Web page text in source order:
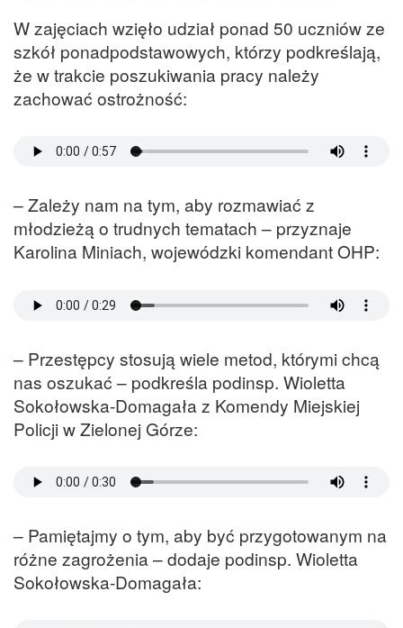
W zajęciach wzięło udział ponad 50 uczniów ze
szkół ponadpodstawowych, którzy podkreślają,
że w trakcie poszukiwania pracy należy
zachować ostrożność:
– Zależy nam na tym, aby rozmawiać z
młodzieżą o trudnych tematach – przyznaje
Karolina Miniach, wojewódzki komendant OHP:
– Przestępcy stosują wiele metod, którymi chcą
nas oszukać – podkreśla podinsp. Wioletta
Sokołowska-Domagała z Komendy Miejskiej
Policji w Zielonej Górze:
– Pamiętajmy o tym, aby być przygotowanym na
różne zagrożenia – dodaje podinsp. Wioletta
Sokołowska-Domagała: